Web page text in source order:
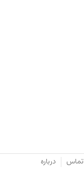
تماس درباره